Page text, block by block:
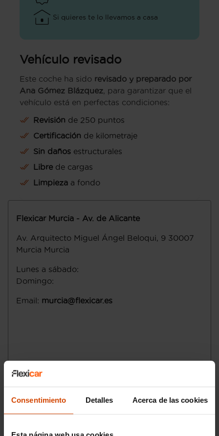
Consentimiento Detalles Acerca de las cookies
Si quieres te lo llevamos a casa
Vehículo revisado
Este coche ha sido revisado y preparado por
Ana Gómez Blázquez, para garantizar que el
vehículo está en perfectas condiciones:
Revisión de 250 puntos
Certificación de kilometraje
Sin daños estructurales
Libre de cargas
Limpieza a fondo
Flexicar Murcia - Av. de Alicante
Av. Arquitecto Miguel Ángel Beloqui, 9 30007
Murcia Murcia
Lunes a sábado:
Domingo:
Email: murcia@flexicar.es